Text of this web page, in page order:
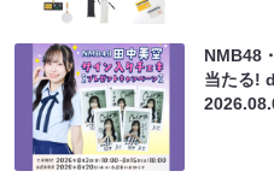
NMB48
当たる!